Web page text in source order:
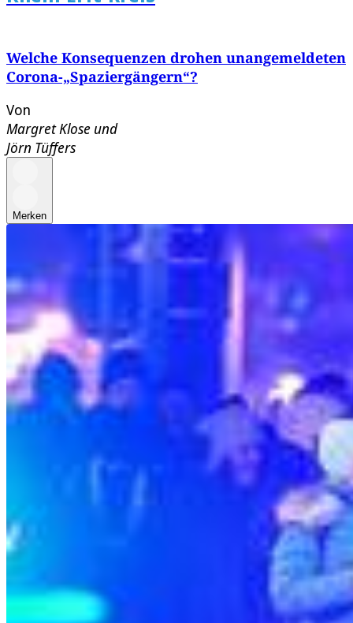
Welche Konsequenzen drohen unangemeldeten
Corona-„Spaziergängern“?
Von
Margret Klose und
Jörn Tüffers
Merken